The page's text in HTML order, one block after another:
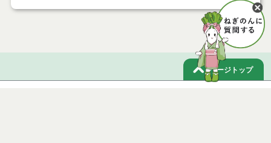
ページトップ